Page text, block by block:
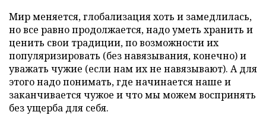
Мир меняется, глобализация хоть и замедлилась,
но все равно продолжается, надо уметь хранить и
ценить свои традиции, по возможности их
популяризировать (без навязывания, конечно) и
уважать чужие (если нам их не навязывают). А для
этого надо понимать, где начинается наше и
заканчивается чужое и что мы можем воспринять
без ущерба для себя.